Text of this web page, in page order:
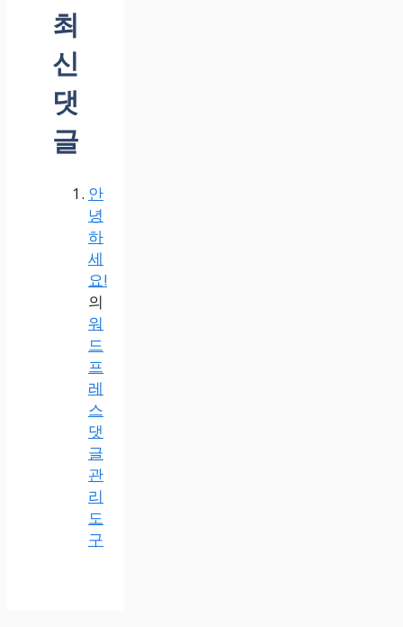
최
신
댓
글
안
녕
하
세
요!
의
워
드
프
레
스
댓
글
관
리
도
구